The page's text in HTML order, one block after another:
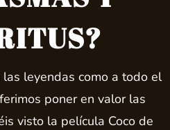
leyendas como a todo el
poner en valor las
visto la película Coco de